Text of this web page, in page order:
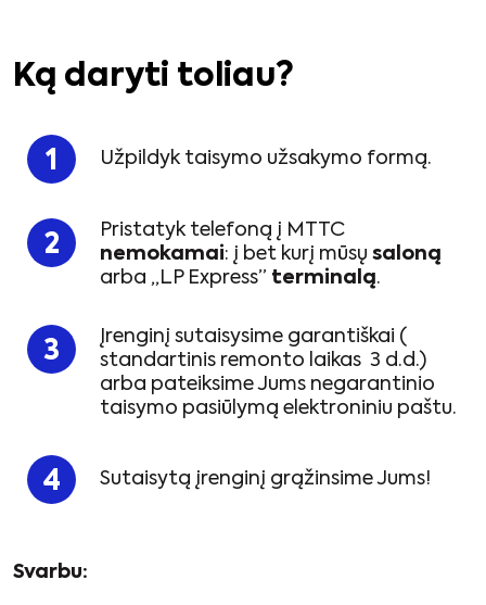
Ką daryti toliau?
Užpildyk taisymo užsakymo formą.
Pristatyk telefoną į MTTC
nemokamai: į bet kurį mūsų saloną
arba „LP Express” terminalą.
Įrenginį sutaisysime garantiškai (
standartinis remonto laikas 3 d.d.)
arba pateiksime Jums negarantinio
taisymo pasiūlymą elektroniniu paštu.
Sutaisytą įrenginį grąžinsime Jums!
Svarbu: